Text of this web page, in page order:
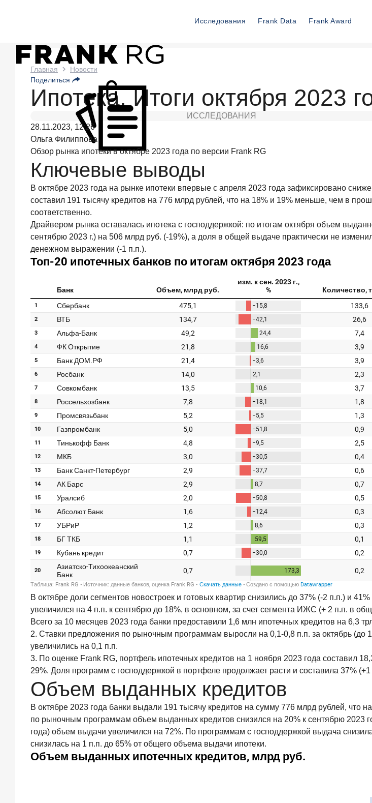
Исследования Frank Data Frank Award
Новости
Frank
RG
Два
дня
назад
путь
МСБ
при
смене
руководителя
в
банке
обслуживания
ИССЛЕДОВАНИЕ
Ипотека
России:
итоги
года
в
22
2026
ИССЛЕДОВАНИЕ
Выгодные
тарифы
на
обслуживание
—
фактор
выбора
брокера
15
2026
Клиенты
чаще
всего
узнают
о сберегательных
продуктах
рекламы
в интернете
и
на
ТВ
9
июля
2026
года
Главная
Новости
Поделиться
Ипотека. Итоги октября 2023
ИССЛЕДОВАНИЯ
28.11.2023, 12:26
Ольга Филиппова
Обзор рынка ипотеки в октябре 2023 года по версии Frank RG
Ключевые выводы
В октябре 2023 года на рынке ипотеки впервые с апреля 2023 года зафиксировано
составил 191 тысячу кредитов на 776 млрд рублей, что на 18% и 19% меньше, чем в
соответственно.
Драйвером рынка оставалась ипотека с господдержкой: по итогам октября объем
сентябрю 2023 г.) на 506 млрд руб. (-19%), а доля в общей выдаче практически не
денежном выражении (-1 п.п.).
В октябре доли сегментов новостроек и готовых квартир снизились до 37% (-2 п.п.) и
увеличился на 4 п.п. к сентябрю до 18%, в основном, за счет сегмента ИЖС (+ 2 п.п. в
Всего за 10 месяцев 2023 года банки предоставили 1,6 млн ипотечных кредитов на 6,3
2. Ставки предложения по рыночным программам выросли на 0,1-0,8 п.п. за октябрь
увеличились на 0,1 п.п.
3. По оценке Frank RG, портфель ипотечных кредитов на 1 ноября 2023 года составил
29%. Доля программ с господдержкой в портфеле продолжает расти и составила 37% (+1
Объем выданных кредитов
В октябре 2023 года банки выдали 191 тысячу кредитов на сумму 776 млрд рублей, что
по рыночным программам объем выданных кредитов снизился на 20% к сентябрю 2023
года) объем выдачи увеличился на 72%. По программам с господдержкой выдача
снизилась на 1 п.п. до 65% от общего объема выдачи ипотеки.